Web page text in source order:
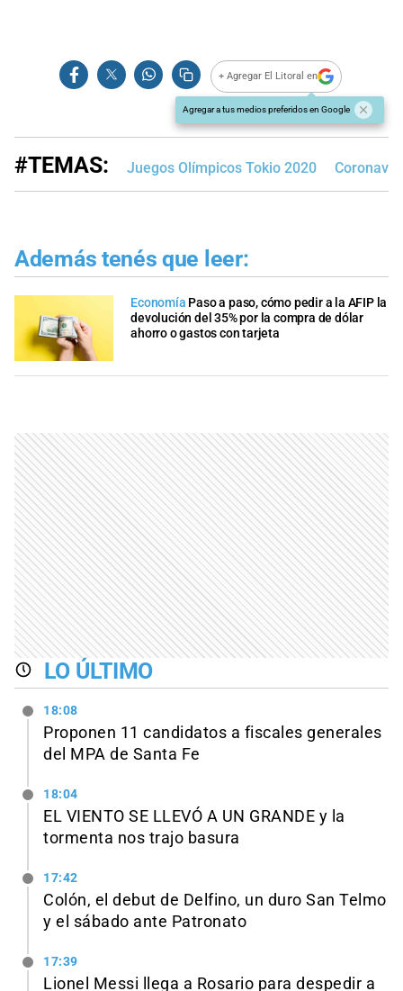
+ Agregar El Litoral en
Agregar a tus medios preferidos en Google
#TEMAS: Juegos Olímpicos Tokio 2020
Además tenés que leer:
Economía Paso a paso, cómo pedir a la AFIP la
devolución del 35% por la compra de dólar
ahorro o gastos con tarjeta
LO ÚLTIMO
18:08
Proponen 11 candidatos a fiscales generales
del MPA de Santa Fe
18:04
EL VIENTO SE LLEVÓ A UN GRANDE y la
tormenta nos trajo basura
17:42
Colón, el debut de Delfino, un duro San Telmo
y el sábado ante Patronato
17:39
Lionel Messi llega a Rosario para despedir a